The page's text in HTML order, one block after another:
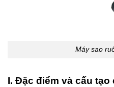
Máy sao
I. Đặc điểm và cấu tạo